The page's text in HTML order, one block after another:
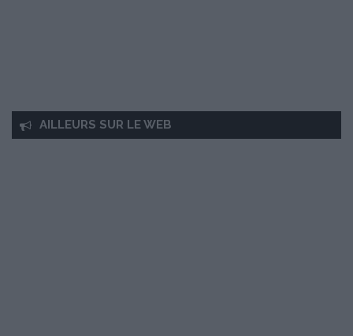
AILLEURS SUR LE WEB